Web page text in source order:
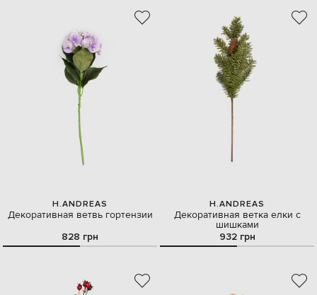
H.ANDREAS
Декоративная ветвь гортензии
828 грн
H.ANDREAS
Декоративная ветка елки с
шишками
932 грн